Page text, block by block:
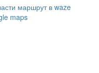
маршрут в waze
maps